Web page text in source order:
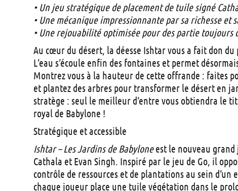
i
t
s
• Un jeu stratégique de placement de tuile signé
• Une mécanique impressionnante par sa richesse et
• Une rejouabilité optimisée pour des partie toujours
Au cœur du désert, la déesse Ishtar vous a fait don du
L’eau s’écoule enfin des fontaines et permet
Montrez vous à la hauteur de cette offrande : faites
et plantez des arbres pour transformer le désert en
stratège : seul le meilleur d’entre vous obtiendra le
royal de Babylone !
Stratégique et accessible
Ishtar – Les Jardins de Babyloneest le nouveau
Cathala et Evan Singh. Inspiré par le jeu de Go, il
contrôle de ressources et de plantations au sein d’un
chaque joueur place une tuile végétation dans le